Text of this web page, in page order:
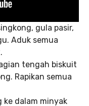
gula pasir,
Aduk semua
tengah biskuit
Rapikan semua
ke dalam minyak